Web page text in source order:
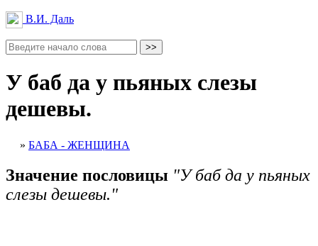
В.И. Даль
У баб да у пьяных слезы
дешевы.
» БАБА - ЖЕНЩИНА
Значение пословицы "У баб да у пьяных
слезы дешевы."